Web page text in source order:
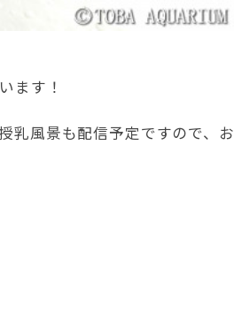
ます！
乳風景も配信予定ですので、お